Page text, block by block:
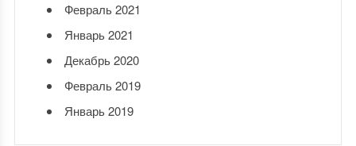
Февраль 2021
Январь 2021
Декабрь 2020
Февраль 2019
Январь 2019